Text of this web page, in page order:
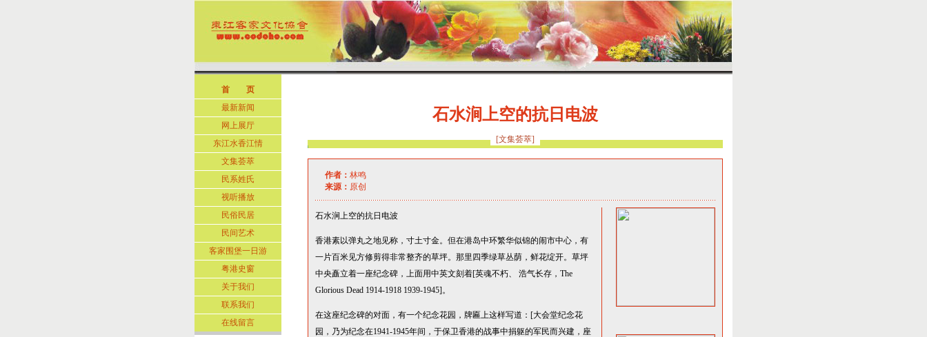
首 页
最新新闻
网上展厅
东江水香江情
文集荟萃
民系姓氏
视听播放
民俗民居
民间艺术
客家围堡一日游
粤港史窗
关于我们
联系我们
在线留言
石水涧上空的抗日电波
[文集荟萃]
作者： 林鸣
来源： 原创
石水涧上空的抗日电波
香港素以弹丸之地见称，寸土寸金。但在港岛中环繁华似锦的闹市中心，有
一片百米见方修剪得非常整齐的草坪。那里四季绿草丛荫，鲜花绽开。草坪
中央矗立着一座纪念碑，上面用中英文刻着[英魂不朽、 浩气长存，The
Glorious Dead 1914-1918 1939-1945]。
在这座纪念碑的对面，有一个纪念花园，牌匾上这样写道：[大会堂纪念花
园，乃为纪念在1941-1945年间，于保卫香港的战事中捐躯的军民而兴建，座